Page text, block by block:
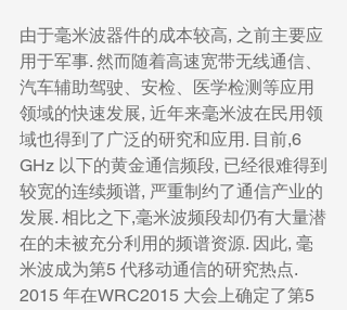
由于毫米波器件的成本较高, 之前主要应
用于军事. 然而随着高速宽带无线通信、
汽车辅助驾驶、安检、医学检测等应用
领域的快速发展, 近年来毫米波在民用领
域也得到了广泛的研究和应用. 目前,6
GHz 以下的黄金通信频段, 已经很难得到
较宽的连续频谱, 严重制约了通信产业的
发展. 相比之下,毫米波频段却仍有大量潜
在的未被充分利用的频谱资源. 因此, 毫
米波成为第5 代移动通信的研究热点.
2015 年在WRC2015 大会上确定了第5